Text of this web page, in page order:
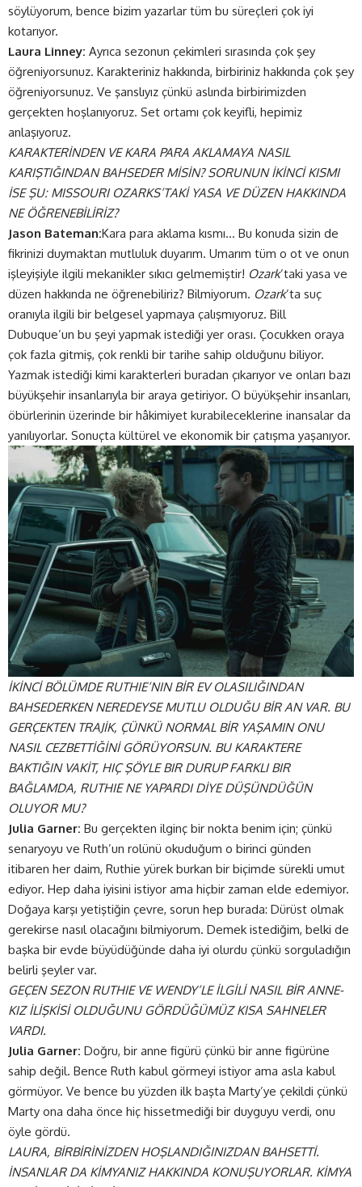
söylüyorum, bence bizim yazarlar tüm bu süreçleri çok iyi
kotarıyor.
Laura Linney: Ayrıca sezonun çekimleri sırasında çok şey
öğreniyorsunuz. Karakteriniz hakkında, birbiriniz hakkında çok şey
öğreniyorsunuz. Ve şanslıyız çünkü aslında birbirimizden
gerçekten hoşlanıyoruz. Set ortamı çok keyifli, hepimiz
anlaşıyoruz.
KARAKTERİNDEN VE KARA PARA AKLAMAYA NASIL
KARIŞTIĞINDAN BAHSEDER MİSİN? SORUNUN İKİNCİ KISMI
İSE ŞU: MISSOURI OZARKS’TAKİ YASA VE DÜZEN HAKKINDA
NE ÖĞRENEBİLİRİZ?
Jason Bateman:Kara para aklama kısmı… Bu konuda sizin de
fikrinizi duymaktan mutluluk duyarım. Umarım tüm o ot ve onun
işleyişiyle ilgili mekanikler sıkıcı gelmemiştir! Ozark’taki yasa ve
düzen hakkında ne öğrenebiliriz? Bilmiyorum. Ozark’ta suç
oranıyla ilgili bir belgesel yapmaya çalışmıyoruz. Bill
Dubuque’un bu şeyi yapmak istediği yer orası. Çocukken oraya
çok fazla gitmiş, çok renkli bir tarihe sahip olduğunu biliyor.
Yazmak istediği kimi karakterleri buradan çıkarıyor ve onları bazı
büyükşehir insanlarıyla bir araya getiriyor. O büyükşehir insanları,
öbürlerinin üzerinde bir hâkimiyet kurabileceklerine inansalar da
yanılıyorlar. Sonuçta kültürel ve ekonomik bir çatışma yaşanıyor.
İKİNCİ BÖLÜMDE RUTHIE’NIN BİR EV OLASILIĞINDAN
BAHSEDERKEN NEREDEYSE MUTLU OLDUĞU BİR AN VAR. BU
GERÇEKTEN TRAJİK, ÇÜNKÜ NORMAL BİR YAŞAMIN ONU
NASIL CEZBETTİĞİNİ GÖRÜYORSUN. BU KARAKTERE
BAKTIĞIN VAKİT, HIÇ ŞÖYLE BIR DURUP FARKLI BIR
BAĞLAMDA, RUTHIE NE YAPARDI DİYE DÜŞÜNDÜĞÜN
OLUYOR MU?
Julia Garner: Bu gerçekten ilginç bir nokta benim için; çünkü
senaryoyu ve Ruth’un rolünü okuduğum o birinci günden
itibaren her daim, Ruthie yürek burkan bir biçimde sürekli umut
ediyor. Hep daha iyisini istiyor ama hiçbir zaman elde edemiyor.
Doğaya karşı yetiştiğin çevre, sorun hep burada: Dürüst olmak
gerekirse nasıl olacağını bilmiyorum. Demek istediğim, belki de
başka bir evde büyüdüğünde daha iyi olurdu çünkü sorguladığın
belirli şeyler var.
GEÇEN SEZON RUTHIE VE WENDY’LE İLGİLİ NASIL BİR ANNE-
KIZ İLİŞKİSİ OLDUĞUNU GÖRDÜĞÜMÜZ KISA SAHNELER
VARDI.
Julia Garner: Doğru, bir anne figürü çünkü bir anne figürüne
sahip değil. Bence Ruth kabul görmeyi istiyor ama asla kabul
görmüyor. Ve bence bu yüzden ilk başta Marty’ye çekildi çünkü
Marty ona daha önce hiç hissetmediği bir duyguyu verdi, onu
öyle gördü.
LAURA, BİRBİRİNİZDEN HOŞLANDIĞINIZDAN BAHSETTİ.
İNSANLAR DA KİMYANIZ HAKKINDA KONUŞUYORLAR. KİMYA